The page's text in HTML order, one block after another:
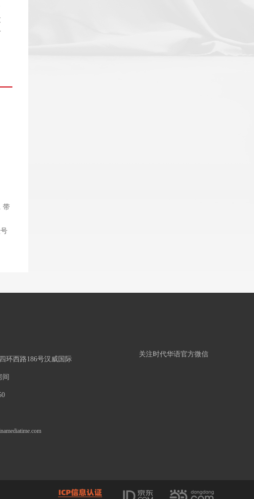
带
环西路186号汉威国际
间
关注时代华语官方微信